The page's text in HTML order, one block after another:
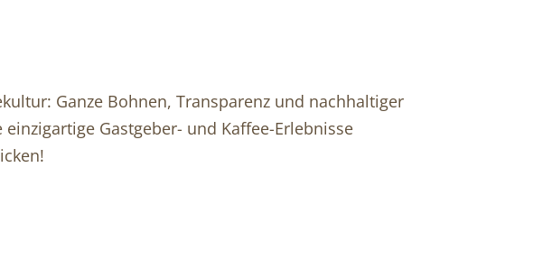
Ganze Bohnen, Transparenz und nachhaltiger
einzigartige Gastgeber- und Kaffee-Erlebnisse